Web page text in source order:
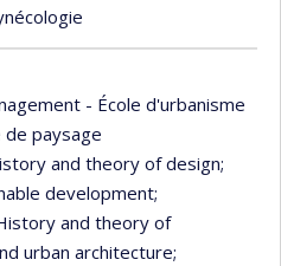
- École d'urbanisme
paysage
and theory of design;
development;
and theory of
urban architecture;